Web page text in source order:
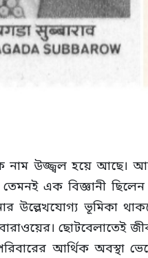
নাম উজ্জ্বল হয়ে আছে।
তেমনই এক বিজ্ঞানী
উল্লেখযোগ্য ভূমিকা
ছোটবেলাতেই
আর্থিক অবস্থা